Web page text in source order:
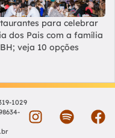
para celebrar
dos Pais com a família
veja 10 opções
1029